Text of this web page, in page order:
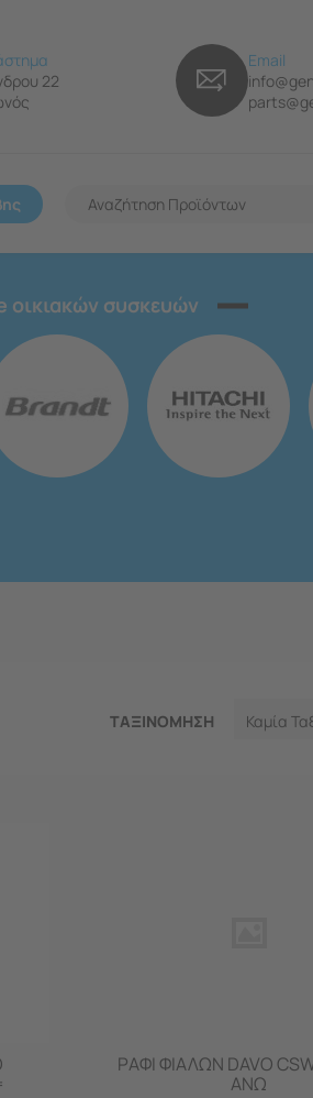
22
Email
οικιακών συσκευών
ΤΑΞΙΝΟΜΗΣΗ Καμία
ΡΑΦΙ ΦΙΑΛΩΝ DAVO
ΑΝΩ